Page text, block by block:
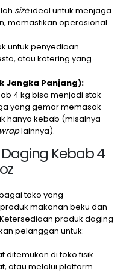
sizeideal untuk menjaga
memastikan operasional
untuk penyediaan
atau katering yang
Jangka Panjang):
4 kg bisa menjadi stok
yang gemar memasak
hanya kebab (misalnya
wraplainnya).
Kebab 4
toko yang
makanan beku dan
produk daging
pelanggan untuk:
ditemukan di toko fisik
atau melalui platform